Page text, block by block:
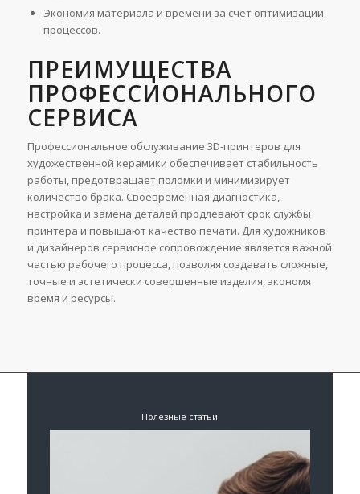
Экономия материала и времени за счет оптимизации
процессов.
ПРЕИМУЩЕСТВА
ПРОФЕССИОНАЛЬНОГО
СЕРВИСА
Профессиональное обслуживание 3D-принтеров для
художественной керамики обеспечивает стабильность
работы, предотвращает поломки и минимизирует
количество брака. Своевременная диагностика,
настройка и замена деталей продлевают срок службы
принтера и повышают качество печати. Для художников
и дизайнеров сервисное сопровождение является важной
частью рабочего процесса, позволяя создавать сложные,
точные и эстетически совершенные изделия, экономя
время и ресурсы.
Полезные статьи